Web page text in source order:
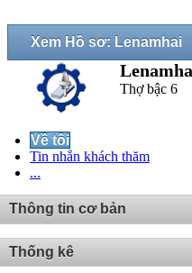
Xem Hồ sơ: Lenamhai
Thợ bậc 6
Về tôi
Tin nhắn khách thăm
...
Thông tin cơ bản
Thống kê